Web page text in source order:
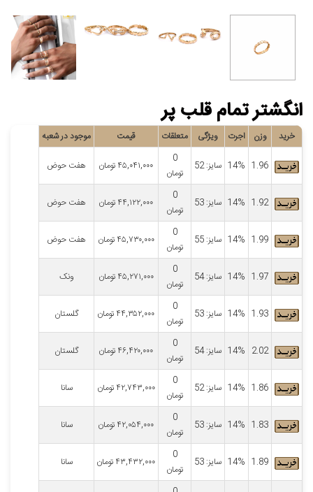
انگشتر تمام قلب پر
خرید وزن اجرت ویژگی متعلقات قیمت موجود در شعبه
1.96
14% سایز: 52
0
تومان
۴۵,۰۴۱,۰۰۰ تومان هفت حوض
1.92
14% سایز: 53
0
تومان
۴۴,۱۲۲,۰۰۰ تومان هفت حوض
1.99
14% سایز: 55
0
تومان
۴۵,۷۳۰,۰۰۰ تومان هفت حوض
1.97
14% سایز: 54
0
تومان
۴۵,۲۷۱,۰۰۰ تومان ونک
1.93
14% سایز: 53
0
تومان
۴۴,۳۵۲,۰۰۰ تومان گلستان
2.02
14% سایز: 54
0
تومان
۴۶,۴۲۰,۰۰۰ تومان گلستان
1.86
14% سایز: 52
0
تومان
۴۲,۷۴۳,۰۰۰ تومان سانا
1.83
14% سایز: 53
0
تومان
۴۲,۰۵۴,۰۰۰ تومان سانا
1.89
14% سایز: 53
0
تومان
۴۳,۴۳۲,۰۰۰ تومان سانا